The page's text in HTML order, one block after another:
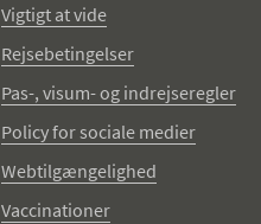
Vigtigt at vide
Rejsebetingelser
Pas-, visum- og indrejseregler
Policy for sociale medier
Webtilgængelighed
Vaccinationer